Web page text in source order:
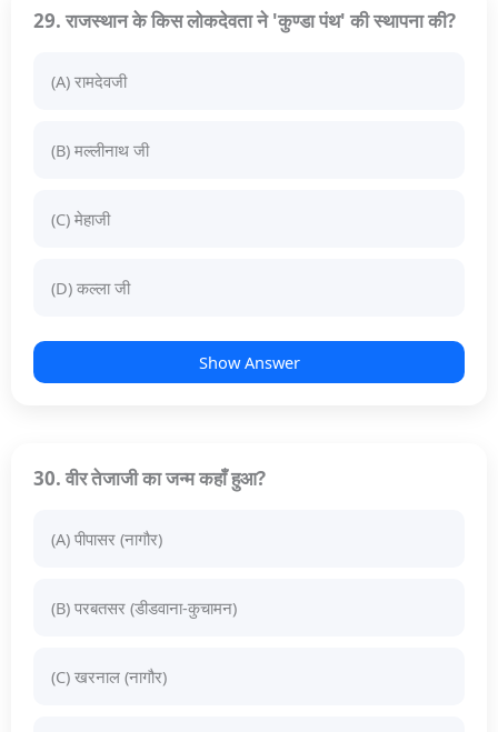
29. राजस्थान के किस लोकदेवता ने 'कुण्डा पंथ' की स्थापना की?
(A) रामदेवजी
(B) मल्लीनाथ जी
(C) मेहाजी
(D) कल्ला जी
Show Answer
30. वीर तेजाजी का जन्म कहाँ हुआ?
(A) पीपासर (नागौर)
(B) परबतसर (डीडवाना-कुचामन)
(C) खरनाल (नागौर)